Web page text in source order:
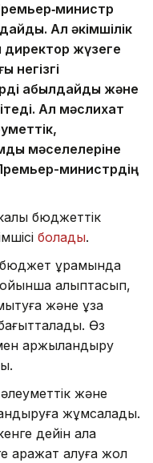
Ал әкімшілік
жүзеге
негізгі
қабылдайды және
Ал мәслихат
мәселелеріне
министрдің
бюджеттік
болады.
құрамында
қалыптасып,
және ұзақ
Өз
қаржыландыру
және
жұмсалады.
дейін қала
қаражат алуға жол